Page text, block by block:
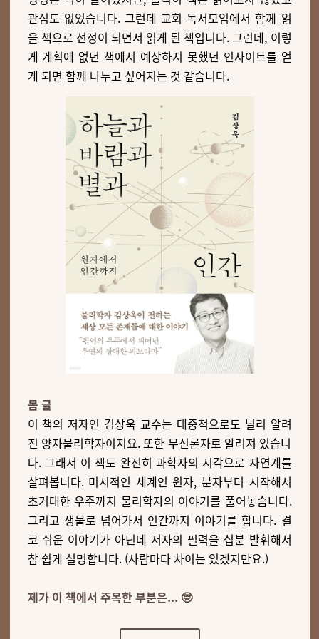
관심도 없었습니다. 그런데 교회 독서모임에서 함께 읽
을 책으로 선정이 되면서 읽게 된 책입니다. 그런데, 이렇
게 계획에 없던 책에서 예상하지 못했던 인사이트를 얻
게 되면 함께 나누고 싶어지는 것 같습니다.
몸 글
이 책의 저자인 김상욱 교수는 대중적으로도 널리 알려
진 양자물리학자이지요. 또한 무신론자로 알려져 있습니
다. 그래서 이 책도 완전히 과학자의 시각으로 자연계를
살펴봅니다. 미시적인 세계인 원자, 분자부터 시작해서
초거대한 우주까지 물리학자의 이야기를 풀어놓습니다.
그리고 생물로 넘어가서 인간까지 이야기를 합니다. 결
코 쉬운 이야기가 아닌데 저자의 필력을 십분 발휘해서
참 쉽게 설명합니다. (사람마다 차이는 있겠지만요.)
제가 이 책에서 주목한 부분은... 🤓